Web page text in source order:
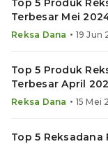
Top 5 Produk
Terbesar Mei
Reksa Dana • 19 Jun
Top 5 Produk
Terbesar April
Reksa Dana • 15 Mei
Top 5